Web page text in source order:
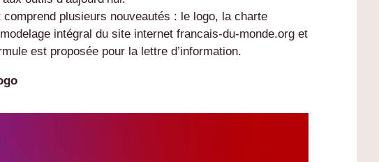
comprend plusieurs nouveautés : le logo, la charte
intégral du site internet francais-du-monde.org et
est proposée pour la lettre d’information.